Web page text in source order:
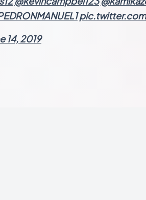
14, 2019